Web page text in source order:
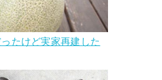
ったけど実家再建した